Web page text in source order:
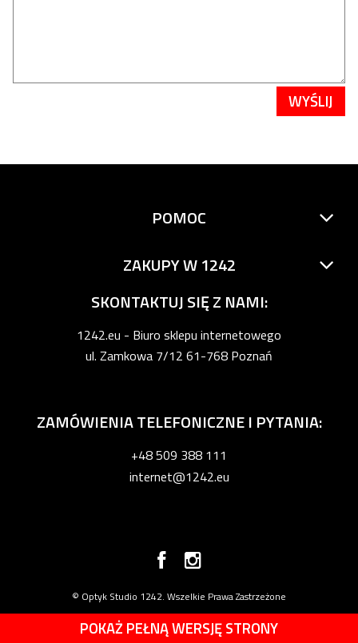
WYŚLIJ
POMOC
ZAKUPY W 1242
SKONTAKTUJ SIĘ Z NAMI:
1242.eu - Biuro sklepu internetowego
ul. Zamkowa 7/12 61-768 Poznań
ZAMÓWIENIA TELEFONICZNE I PYTANIA:
+48 509 388 111
internet@1242.eu
© Optyk Studio 1242. Wszelkie Prawa Zastrzeżone
POKAŻ PEŁNĄ WERSJĘ STRONY